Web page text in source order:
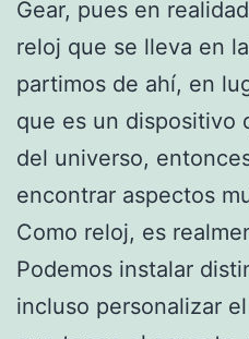
Gear, pues en
reloj que se lleva en
partimos de ahí, en
que es un dispositivo
del universo,
encontrar aspectos
Como reloj, es
Podemos instalar
incluso personalizar